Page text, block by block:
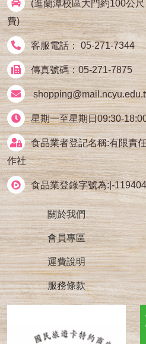
(進蘭潭校區大門約100公
費)
客服電話： 05-271-7344
傳真號碼：05-271-7875
星期一至星期日09:30-
食品業者登記名稱:有限責
作社
食品業登錄字號為:|-
關於我們
會員專區
運費說明
服務條款